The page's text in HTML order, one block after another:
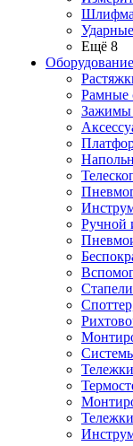
Ещё 8
Рамные
Зажимы
Ручной
Стапели